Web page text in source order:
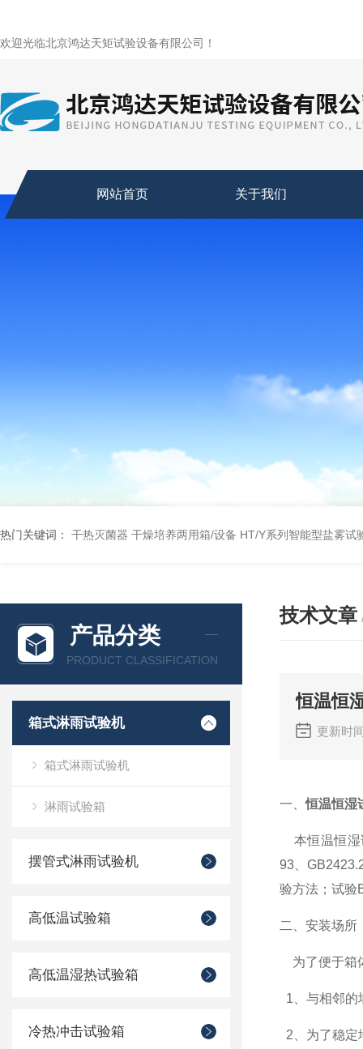
欢迎光临北京鸿达天矩试验设备有限公司！
网站首页 关于我们
热门关键词： 干热灭菌器 干燥培养两用箱/设备 HT/Y系列智能型盐雾试
产品分类
PRODUCT CLASSIFICATION
箱式淋雨试验机
箱式淋雨试验机
淋雨试验箱
摆管式淋雨试验机
高低温试验箱
高低温湿热试验箱
冷热冲击试验箱
技术文章
恒温恒
更新时
一、恒温恒湿
本恒温恒
93、
验方法；试验
二、安装场所
为了便于箱
1 、与相邻
2 、为了稳